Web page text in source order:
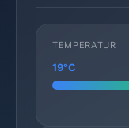
TEMPERATUR
19°C